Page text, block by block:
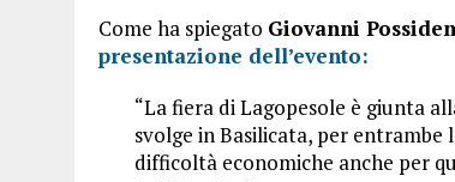
Come ha spiegato Giovanni
presentazione dell’evento:
“La fiera di Lagopesole è giunta
svolge in Basilicata, per
difficoltà economiche anche per